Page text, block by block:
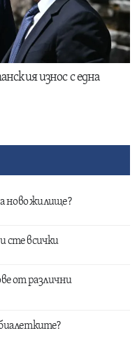
износ с една
ново жилище?
сте всички
от различни